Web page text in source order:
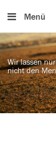
Menü
Wir lassen
nicht den